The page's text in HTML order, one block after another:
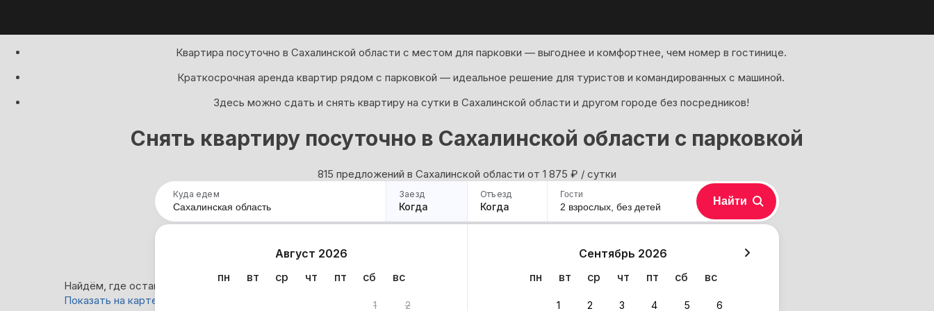
Квартира посуточно в Сахалинской области с местом для парковки — выгоднее и комфортнее, чем номер в гостинице.
Краткосрочная аренда квартир рядом с парковкой — идеальное решение для туристов и командированных с машиной.
Здесь можно сдать и снять квартиру на сутки в Сахалинской области и другом городе без посредников!
Снять квартиру посуточно в Сахалинской области с парковкой
815 предложений в Сахалинской области oт 1 875 ₽ / сутки
Куда едем Заезд
Когда
Отъезд
Когда
Август 2026
пн
вт ср чт пт сб вс
1 2
Сентябрь 2026
пн
вт ср чт пт сб вс
1 2 3 4 5 6
Гости
2 взрослых, без детей Найти
Найдём, где остановиться в Сахалинской области: 815 вариантов
Показать на карте